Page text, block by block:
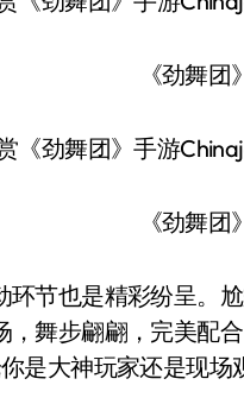
《劲舞团》
《劲舞团》
节也是精彩纷呈。尬
，舞步翩翩，完美配
是大神玩家还是现